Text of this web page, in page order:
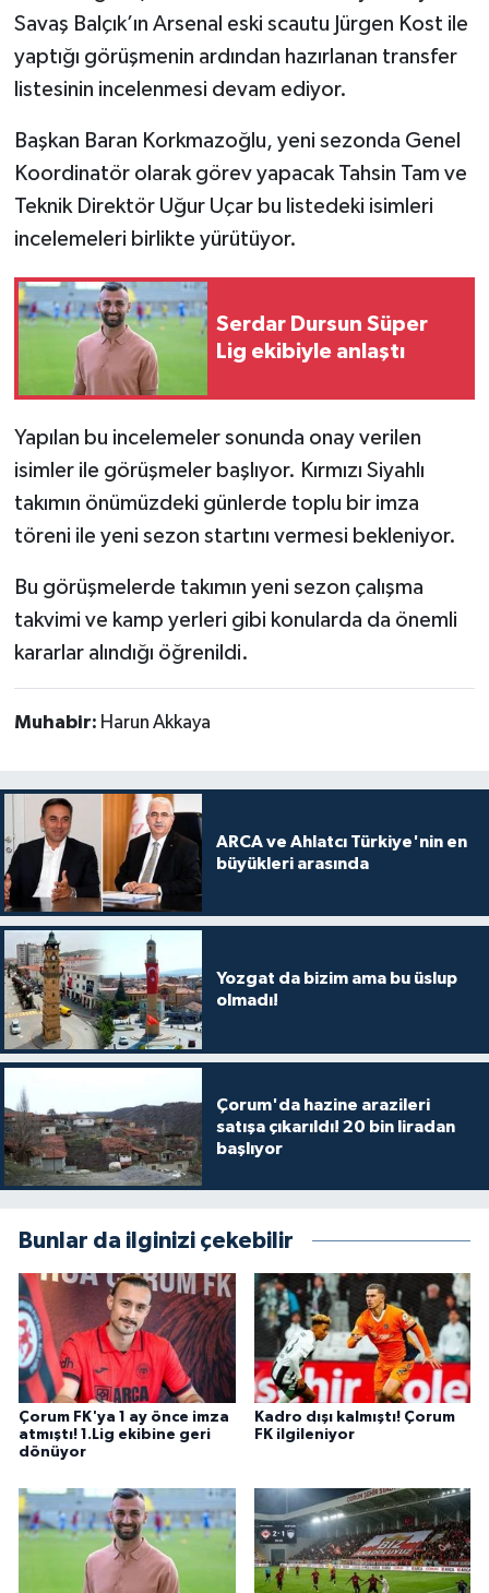
Savaş Balçık’ın Arsenal eski scautu Jürgen Kost ile
yaptığı görüşmenin ardından hazırlanan transfer
listesinin incelenmesi devam ediyor.
Başkan Baran Korkmazoğlu, yeni sezonda Genel
Koordinatör olarak görev yapacak Tahsin Tam ve
Teknik Direktör Uğur Uçar bu listedeki isimleri
incelemeleri birlikte yürütüyor.
Serdar Dursun Süper
Lig ekibiyle anlaştı
Yapılan bu incelemeler sonunda onay verilen
isimler ile görüşmeler başlıyor. Kırmızı Siyahlı
takımın önümüzdeki günlerde toplu bir imza
töreni ile yeni sezon startını vermesi bekleniyor.
Bu görüşmelerde takımın yeni sezon çalışma
takvimi ve kamp yerleri gibi konularda da önemli
kararlar alındığı öğrenildi.
Muhabir: Harun Akkaya
ARCA ve Ahlatcı Türkiye'nin en
büyükleri arasında
Yozgat da bizim ama bu üslup
olmadı!
Çorum'da hazine arazileri
satışa çıkarıldı! 20 bin liradan
başlıyor
Bunlar da ilginizi çekebilir
Çorum FK'ya 1 ay önce imza
atmıştı! 1.Lig ekibine geri
dönüyor
Kadro dışı kalmıştı! Çorum
FK ilgileniyor